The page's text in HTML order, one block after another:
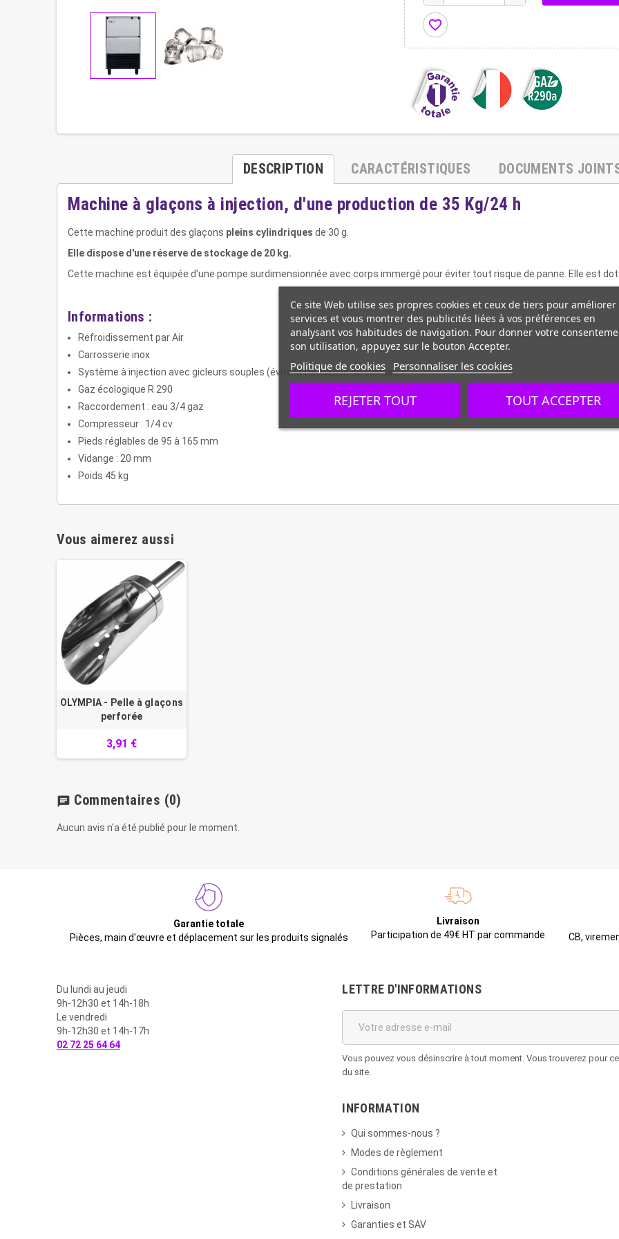
favorite_border
DESCRIPTION CARACTÉRISTIQUES DOCUMENTS
Machine à glaçons à injection, d'une production de 35 Kg/24 h
Cette machine produit des glaçons pleins cylindriques de 30 g.
Elle dispose d'une réserve de stockage de 20 kg.
Cette machine est équipée d'une pompe surdimensionnée avec corps immergé pour éviter tout risque de panne. Elle est
Informations :
Refroidissement par Air
Carrosserie inox
Système à injection avec gicleurs souples (évite la formation de calcaire )
Gaz écologique R 290
Raccordement : eau 3/4 gaz
Compresseur : 1/4 cv
Pieds réglables de 95 à 165 mm
Vidange : 20 mm
Poids 45 kg
Vous aimerez aussi
OLYMPIA - Pelle à glaçons
perforée
3,91 €
chat Commentaires (0)
Aucun avis n'a été publié pour le moment.
Garantie totale
Pièces, main d'œuvre et déplacement sur les produits signalés
Livraison
Participation de 49€ HT par commande
CB,
Du lundi au jeudi
9h-12h30 et 14h-18h
Le vendredi
9h-12h30 et 14h-17h
02 72 25 64 64
LETTRE D'INFORMATIONS
Vous pouvez vous désinscrire à tout moment. Vous trouverez pour
du site.
INFORMATION
Qui sommes-nous ?
Modes de règlement
Conditions générales de vente et
de prestation
Livraison
Garanties et SAV
Ce site Web utilise ses propres cookies et ceux de tiers pour améliorer
services et vous montrer des publicités liées à vos préférences en
analysant vos habitudes de navigation. Pour donner votre
son utilisation, appuyez sur le bouton Accepter.
Politique de cookies Personnaliser les cookies
REJETER TOUT TOUT ACCEPTER